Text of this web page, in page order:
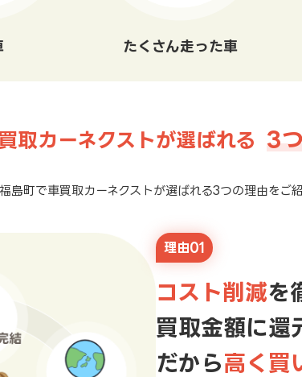
たくさん走った車
取カーネクストが選ばれる 3
島町で車買取カーネクストが選ばれる3つの理由をご紹
理由01
コスト削減を
買取金額に還
だから高く買